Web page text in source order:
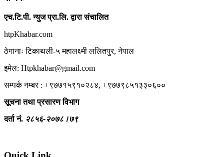
एच.टि.पी. न्युज प्रा.लि. द्वारा संचालित
htpKhabar.com
ठेगानाः टिकाथली-५ महालक्ष्मी ललितपुर, नेपाल
इमेल: Htpkhabar@gmail.com
सम्पर्क नम्बर : +९७७१५९१०२८४, +९७७९८५१३३०६००
सूचना तथा प्रसारण विभाग
दर्ता नं. २८५६-२०७८।७९